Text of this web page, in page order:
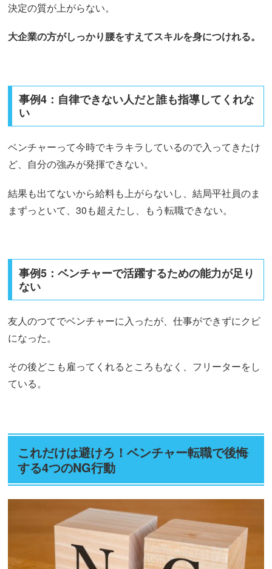
決定の質が上がらない。
大企業の方がしっかり腰をすえてスキルを身につけれる。
事例4：自律できない人だと誰も指導してくれな
い
ベンチャーって今時でキラキラしているので入ってきたけ
ど、自分の強みが発揮できない。
結果も出てないから給料も上がらないし、結局平社員のま
まずっといて、30も超えたし、もう転職できない。
事例5：ベンチャーで活躍するための能力が足り
ない
友人のつてでベンチャーに入ったが、仕事ができずにクビ
になった。
その後どこも雇ってくれるところもなく、フリーターをし
ている。
これだけは避けろ！ベンチャー転職で後悔
する4つのNG行動